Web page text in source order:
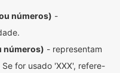
números) -
números) - representam
for usado 'XXX', refere-